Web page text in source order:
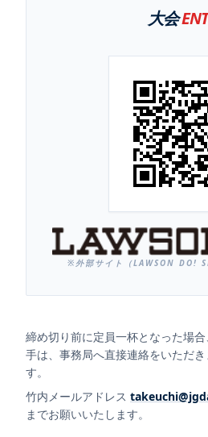
大会
※外部サイト（LAWSON DO!
締め切り前に定員一杯となった場
手は、事務局へ直接連絡をいただ
す。
竹内メールアドレス
までお願いいたします。